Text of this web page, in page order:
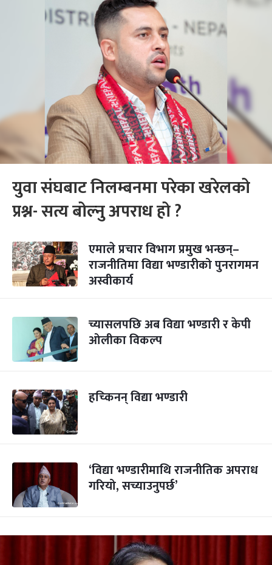
युवा संघबाट निलम्बनमा परेका खरेलको
प्रश्न- सत्य बोल्नु अपराध हो ?
एमाले प्रचार विभाग प्रमुख भन्छन्–
राजनीतिमा विद्या भण्डारीको पुनरागमन
अस्वीकार्य
च्यासलपछि अब विद्या भण्डारी र केपी
ओलीका विकल्प
हच्किनन् विद्या भण्डारी
‘विद्या भण्डारीमाथि राजनीतिक अपराध
गरियो, सच्याउनुपर्छ’